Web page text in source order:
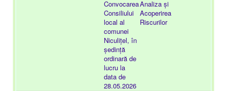
Convocarea
Consiliului
local al
comunei
Niculițel, în
ședință
ordinară de
lucru la
data de
28.05.2026
Analiza și
Acoperirea
Riscurilor